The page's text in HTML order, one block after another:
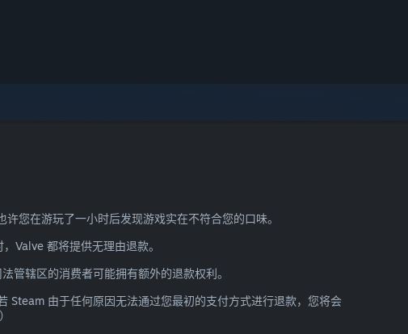
您在游玩了一小时后发现游戏实在不符合您的口味。
Valve 都将提供无理由退款。
管辖区的消费者可能拥有额外的退款权利。
Steam 由于任何原因无法通过您最初的支付方式进行退款，您将会